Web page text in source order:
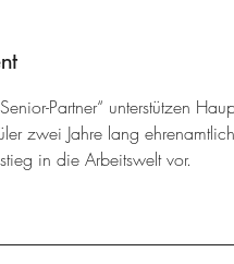
Partner“ unterstützen
zwei Jahre lang
in die Arbeitswelt vor.